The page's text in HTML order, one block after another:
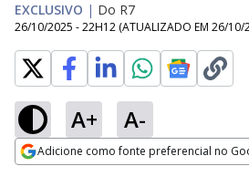
EXCLUSIVO | Do R7
26/10/2025 - 22H12 (ATUALIZADO EM 26/10/
A+ A-
Adicione como fonte preferencial no
Ativar
Loaded
12.76%